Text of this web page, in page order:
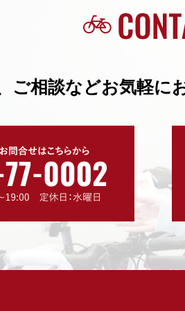
ご相談などお気軽に